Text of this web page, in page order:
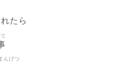
たら
んげつ